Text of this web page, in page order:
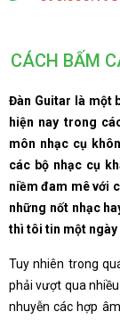
CÁCH BẤM
Đàn Guitar là một
hiện nay trong
môn nhạc cụ
các bộ nhạc cụ
niềm đam mê với
những nốt nhạc
thì tôi tin một ngày
Tuy nhiên trong
phải vượt qua
nhuyễn các hợp